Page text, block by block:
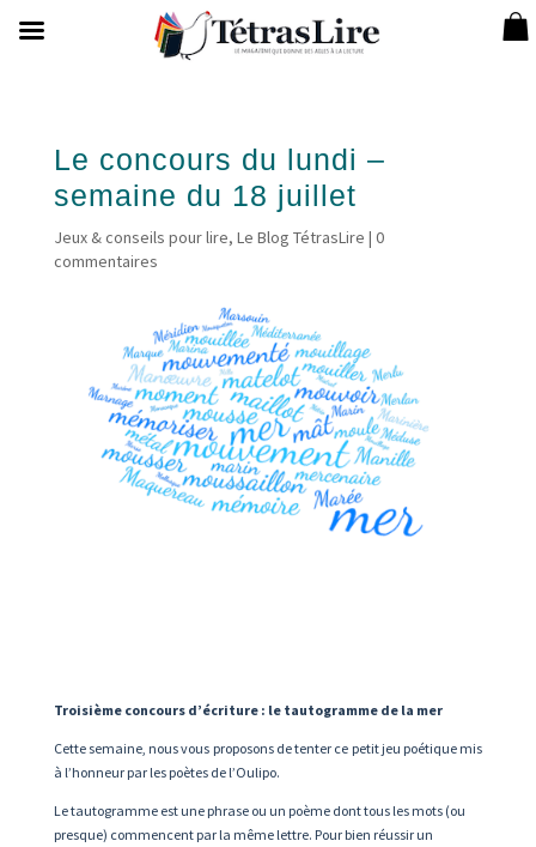
Le concours du lundi –
semaine du 18 juillet
Jeux & conseils pour lire, Le Blog TétrasLire | 0
commentaires
Troisième concours d’écriture : le tautogramme de la mer
Cette semaine, nous vous proposons de tenter ce petit jeu poétique mis
à l’honneur par les poètes de l’Oulipo.
Le tautogramme est une phrase ou un poème dont tous les mots (ou
presque) commencent par la même lettre. Pour bien réussir un